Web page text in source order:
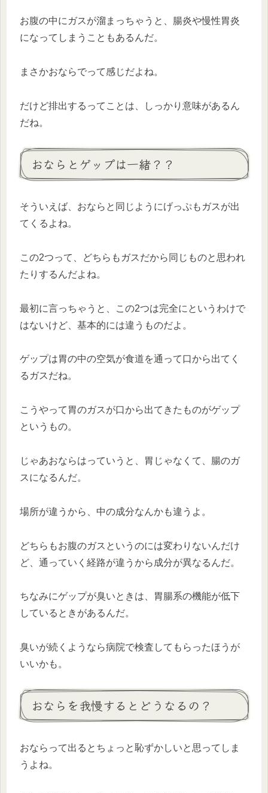
お腹の中にガスが溜まっちゃうと、腸炎や慢性胃炎
になってしまうこともあるんだ。
まさかおならでって感じだよね。
だけど排出するってことは、しっかり意味があるん
だね。
おならとゲップは一緒？？
そういえば、おならと同じようにげっぷもガスが出
てくるよね。
この2つって、どちらもガスだから同じものと思われ
たりするんだよね。
最初に言っちゃうと、この2つは完全にというわけで
はないけど、基本的には違うものだよ。
ゲップは胃の中の空気が食道を通って口から出てく
るガスだね。
こうやって胃のガスが口から出てきたものがゲップ
というもの。
じゃあおならはっていうと、胃じゃなくて、腸のガ
スになるんだ。
場所が違うから、中の成分なんかも違うよ。
どちらもお腹のガスというのには変わりないんだけ
ど、通っていく経路が違うから成分が異なるんだ。
ちなみにゲップが臭いときは、胃腸系の機能が低下
しているときがあるんだ。
臭いが続くようなら病院で検査してもらったほうが
いいかも。
おならを我慢するとどうなるの？
おならって出るとちょっと恥ずかしいと思ってしま
うよね。